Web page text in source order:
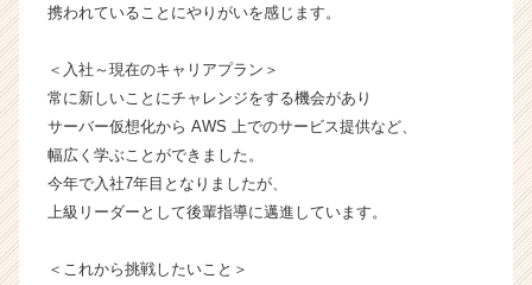
|
ン
チ
成
長
企
か
携われていることにやりがいを感じます。
＜入社～現在のキャリアプラン＞
常に新しいことにチャレンジをする機会があり
サーバー仮想化から AWS 上でのサービス提供など、
幅広く学ぶことができました。
今年で入社7年目となりましたが、
上級リーダーとして後輩指導に邁進しています。
＜これから挑戦したいこと＞